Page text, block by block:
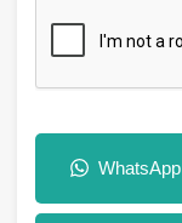
WhatsApp